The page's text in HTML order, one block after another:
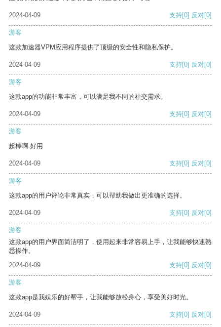
2024-04-09 支持[0] 反对[0]
游客
这款加速器VPM应用程序提供了顶级的安全性和隐私保护。
2024-04-09 支持[0] 反对[0]
游客
这款app的功能非常丰富，可以满足我不同的社交需求。
2024-04-09 支持[0] 反对[0]
游客
超棒啊 好用
2024-04-09 支持[0] 反对[0]
游客
这款app的用户评论非常真实，可以帮助我做出更准确的选择。
2024-04-09 支持[0] 反对[0]
游客
这款app的用户界面简洁明了，使用起来非常容易上手，让我能够快速熟
悉操作。
2024-04-09
支持[0] 反对[0]
游客
这款app是我娱乐的好帮手，让我能够放松身心，享受美好时光。
2024-04-09 支持[0] 反对[0]